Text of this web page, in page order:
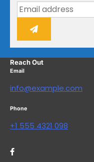
Reach Out
Email
info@example.com
Phone
+1 555 4321 098